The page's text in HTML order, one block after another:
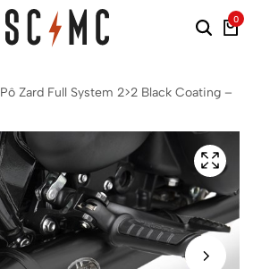
0
Pô Zard Full System 2>2 Black Coating –